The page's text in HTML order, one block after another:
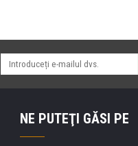
NE PUTEŢI GĂSI PE